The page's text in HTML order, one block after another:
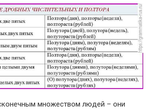
множеством людей – они